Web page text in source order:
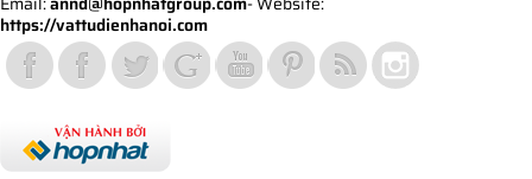
https://vattudienhanoi.com